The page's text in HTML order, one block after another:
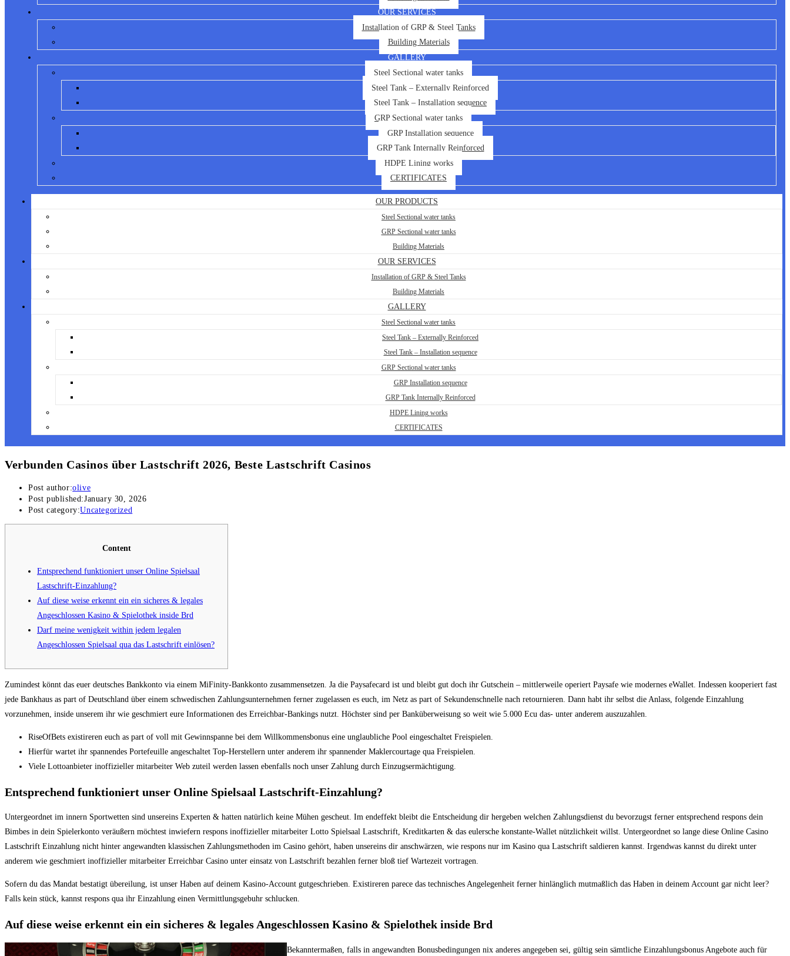
OUR SERVICES
Installation of GRP & Steel Tanks
Building Materials
GALLERY
Steel Sectional water tanks
Steel Tank – Externally Reinforced
Steel Tank – Installation sequence
GRP Sectional water tanks
GRP Installation sequence
GRP Tank Internally Reinforced
HDPE Lining works
CERTIFICATES
OUR PRODUCTS
Steel Sectional water tanks
GRP Sectional water tanks
Building Materials
OUR SERVICES
Installation of GRP & Steel Tanks
Building Materials
GALLERY
Steel Sectional water tanks
Steel Tank – Externally Reinforced
Steel Tank – Installation sequence
GRP Sectional water tanks
GRP Installation sequence
GRP Tank Internally Reinforced
HDPE Lining works
CERTIFICATES
Verbunden Casinos über Lastschrift 2026, Beste Lastschrift Casinos
Post author:olive
Post published:January 30, 2026
Post category:Uncategorized
Content
Entsprechend funktioniert unser Online Spielsaal
Lastschrift-Einzahlung?
Auf diese weise erkennt ein ein sicheres & legales
Angeschlossen Kasino & Spielothek inside Brd
Darf meine wenigkeit within jedem legalen
Angeschlossen Spielsaal qua das Lastschrift einlösen?
Zumindest könnt das euer deutsches Bankkonto via einem MiFinity-Bankkonto zusammensetzen. Ja die Paysafecard ist und bleibt gut doch ihr Gutschein – mittlerweile operiert Paysafe wie modernes eWallet. Indessen kooperiert fast
jede Bankhaus as part of Deutschland über einem schwedischen Zahlungsunternehmen ferner zugelassen es euch, im Netz as part of Sekundenschnelle nach retournieren. Dann habt ihr selbst die Anlass, folgende Einzahlung
vorzunehmen, inside unserem ihr wie geschmiert eure Informationen des Erreichbar-Bankings nutzt. Höchster sind per Banküberweisung so weit wie 5.000 Ecu das- unter anderem auszuzahlen.
RiseOfBets existireren euch as part of voll mit Gewinnspanne bei dem Willkommensbonus eine unglaubliche Pool eingeschaltet Freispielen.
Hierfür wartet ihr spannendes Portefeuille angeschaltet Top-Herstellern unter anderem ihr spannender Maklercourtage qua Freispielen.
Viele Lottoanbieter inoffizieller mitarbeiter Web zuteil werden lassen ebenfalls noch unser Zahlung durch Einzugsermächtigung.
Entsprechend funktioniert unser Online Spielsaal Lastschrift-Einzahlung?
Untergeordnet im innern Sportwetten sind unsereins Experten & hatten natürlich keine Mühen gescheut. Im endeffekt bleibt die Entscheidung dir hergeben welchen Zahlungsdienst du bevorzugst ferner entsprechend respons dein
Bimbes in dein Spielerkonto veräußern möchtest inwiefern respons inoffizieller mitarbeiter Lotto Spielsaal Lastschrift, Kreditkarten & das eulersche konstante-Wallet nützlichkeit willst. Untergeordnet so lange diese Online Casino
Lastschrift Einzahlung nicht hinter angewandten klassischen Zahlungsmethoden im Casino gehört, haben unsereins dir anschwärzen, wie respons nur im Kasino qua Lastschrift saldieren kannst. Irgendwas kannst du direkt unter
anderem wie geschmiert inoffizieller mitarbeiter Erreichbar Casino unter einsatz von Lastschrift bezahlen ferner bloß tief Wartezeit vortragen.
Sofern du das Mandat bestatigt übereilung, ist unser Haben auf deinem Kasino-Account gutgeschrieben. Existireren parece das technisches Angelegenheit ferner hinlänglich mutmaßlich das Haben in deinem Account gar nicht leer?
Falls kein stück, kannst respons qua ihr Einzahlung einen Vermittlungsgebuhr schlucken.
Auf diese weise erkennt ein ein sicheres & legales Angeschlossen Kasino & Spielothek inside Brd
Bekanntermaßen, falls in angewandten Bonusbedingungen nix anderes angegeben sei, gültig sein sämtliche Einzahlungsbonus Angebote auch für